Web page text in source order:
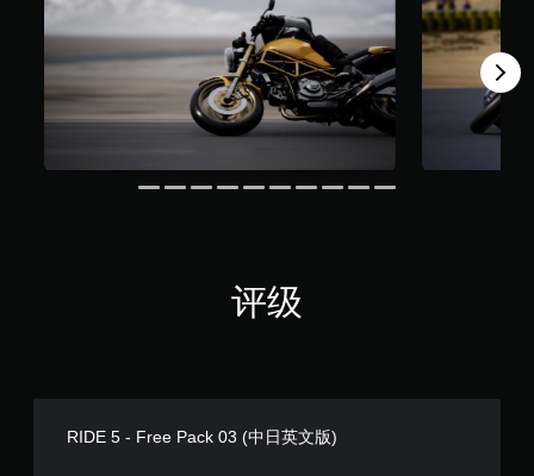
评级
RIDE 5 - Free Pack 03 (中日英文版)